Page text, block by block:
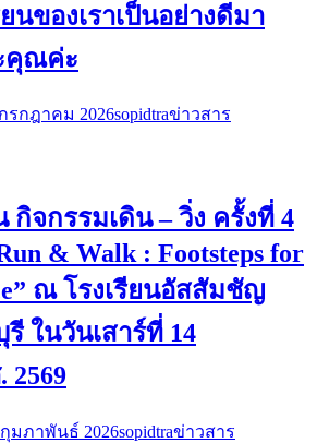
นของเราเป็นอย่างดีมา
คุณค่ะ
รกฎาคม 2026sopidtraข่าวสาร
กิจกรรมเดิน – วิ่ง ครั้งที่ 4
& Walk : Footsteps for
ณ โรงเรียนอัสสัมชัญ
ในวันเสาร์ที่ 14
กุมภาพันธ์ 2026sopidtraข่าวสาร